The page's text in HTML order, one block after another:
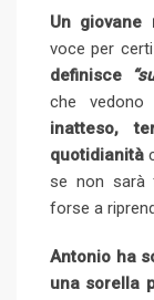
Un giovane
voce per
definisce
che vedono
inatteso,
quotidianità
se non sarà
forse a
Antonio ha
una sorella